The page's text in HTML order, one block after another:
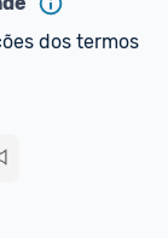
dos termos